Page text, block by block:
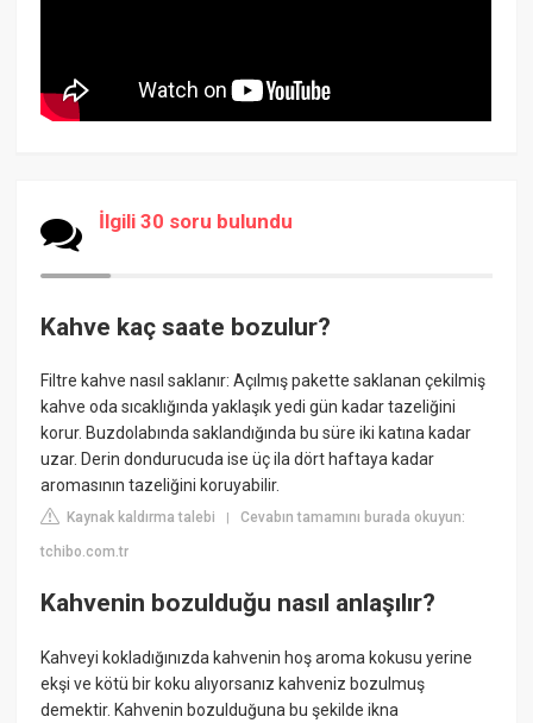
İlgili 30 soru bulundu
Kahve kaç saate bozulur?
Filtre kahve nasıl saklanır: Açılmış pakette saklanan çekilmiş
kahve oda sıcaklığında yaklaşık yedi gün kadar tazeliğini
korur. Buzdolabında saklandığında bu süre iki katına kadar
uzar. Derin dondurucuda ise üç ila dört haftaya kadar
aromasının tazeliğini koruyabilir.
Kaynak kaldırma talebi |Cevabın tamamını burada okuyun:
tchibo.com.tr
Kahvenin bozulduğu nasıl anlaşılır?
Kahveyi kokladığınızda kahvenin hoş aroma kokusu yerine
ekşi ve kötü bir koku alıyorsanız kahveniz bozulmuş
demektir. Kahvenin bozulduğuna bu şekilde ikna